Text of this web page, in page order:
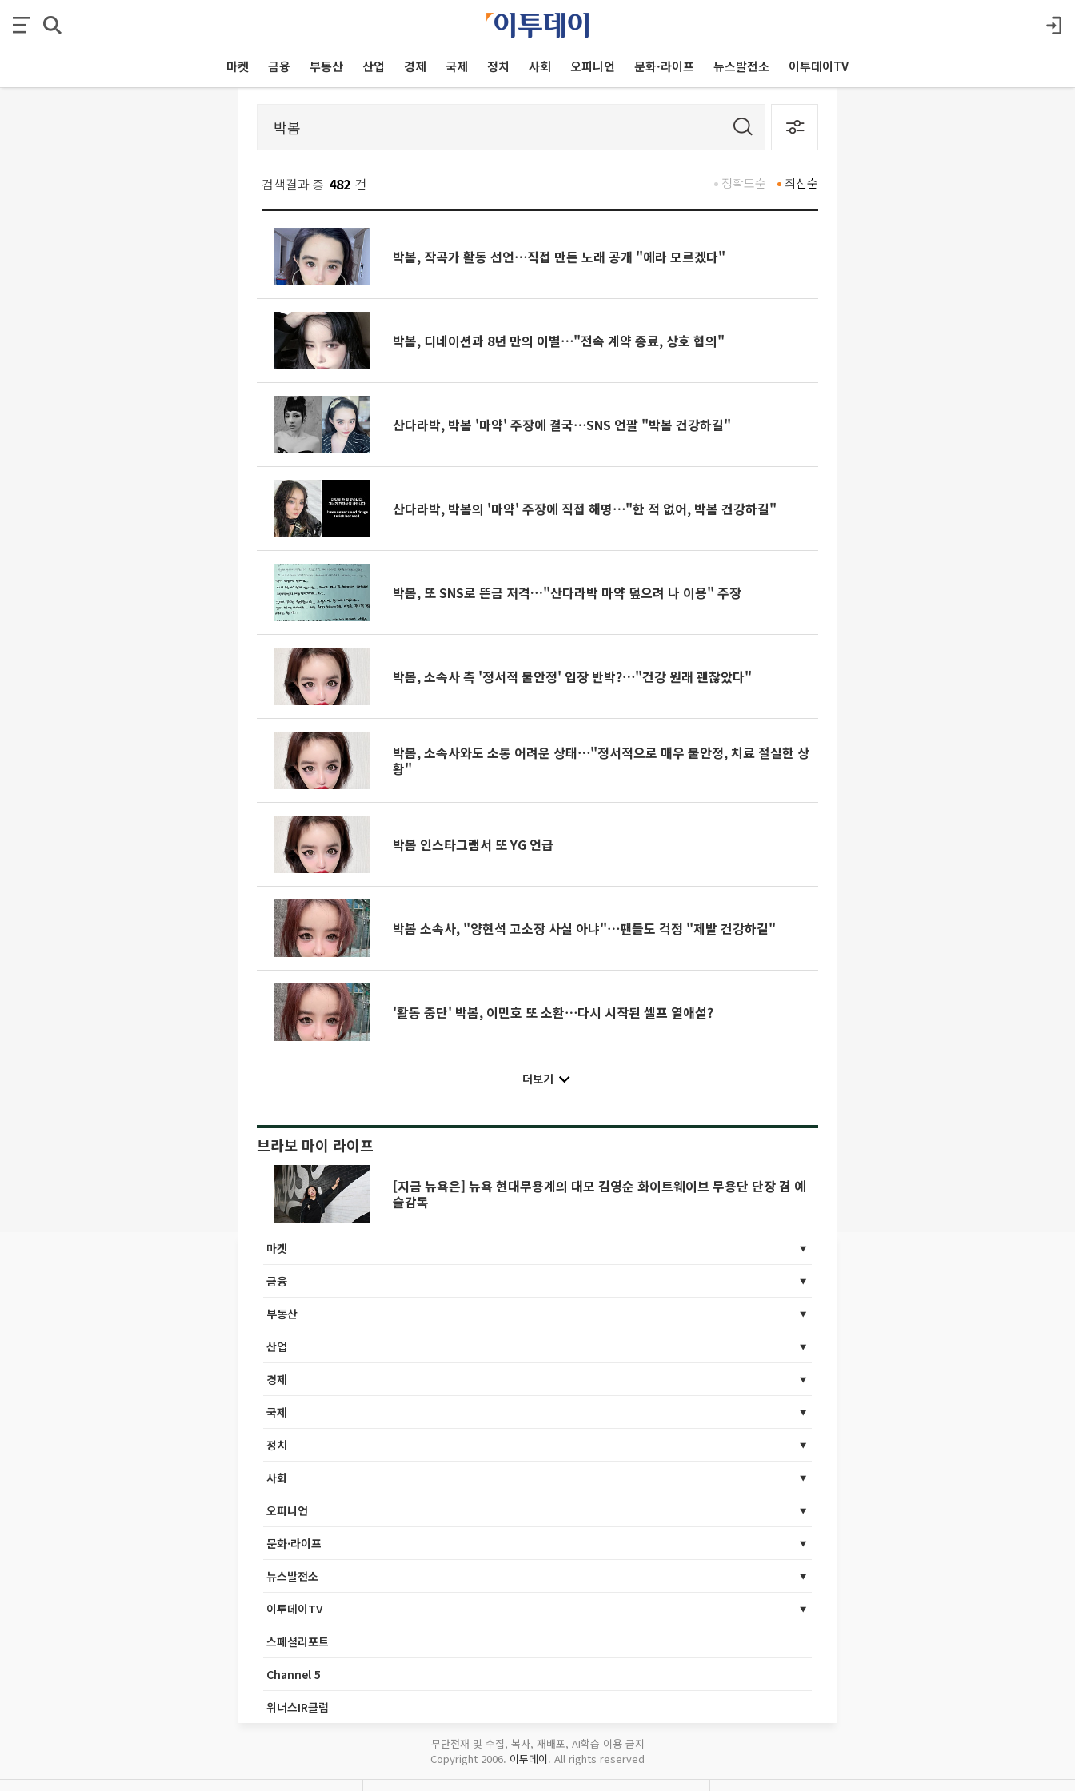
마켓 금융 부동산 산업 경제 국제 정치 사회 오피니언 문화·라이프 뉴스발전소 이투데이TV
검색결과 총 482 건 최신순
정확도순
박봄, 작곡가 활동 선언⋯직접 만든 노래 공개 "에라 모르겠다"
박봄, 디네이션과 8년 만의 이별⋯"전속 계약 종료, 상호 협의"
산다라박, 박봄 '마약' 주장에 결국⋯SNS 언팔 "박봄 건강하길"
산다라박, 박봄의 '마약' 주장에 직접 해명⋯"한 적 없어, 박봄 건강하길"
박봄, 또 SNS로 뜬금 저격…"산다라박 마약 덮으려 나 이용" 주장
박봄, 소속사 측 '정서적 불안정' 입장 반박?⋯"건강 원래 괜찮았다"
박봄, 소속사와도 소통 어려운 상태⋯"정서적으로 매우 불안정, 치료 절실한 상
황"
박봄 인스타그램서 또 YG 언급
박봄 소속사, "양현석 고소장 사실 아냐"⋯팬들도 걱정 "제발 건강하길"
'활동 중단' 박봄, 이민호 또 소환⋯다시 시작된 셀프 열애설?
더보기
브라보 마이 라이프
[지금 뉴욕은] 뉴욕 현대무용계의 대모 김영순 화이트웨이브 무용단 단장 겸 예
술감독
마켓
금융
부동산
산업
경제
국제
정치
사회
오피니언
문화·라이프
뉴스발전소
이투데이TV
스페셜리포트
Channel 5
위너스IR클럽
무단전재 및 수집, 복사, 재배포, AI학습 이용 금지
Copyright 2006. 이투데이. All rights reserved